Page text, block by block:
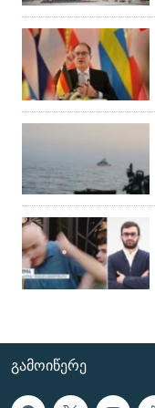
ᲒᲐᲛᲝᲘᲬᲔᲠᲔ